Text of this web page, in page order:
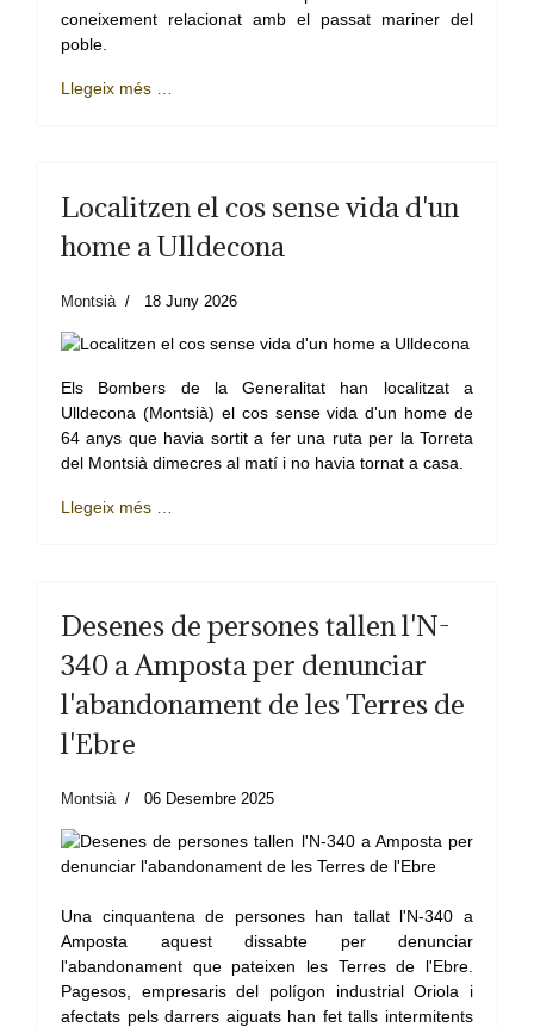
coneixement relacionat amb el passat mariner del
poble.
Llegeix més …
Localitzen el cos sense vida d'un
home a Ulldecona
Montsià 18 Juny 2026
Els Bombers de la Generalitat han localitzat a
Ulldecona (Montsià) el cos sense vida d'un home de
64 anys que havia sortit a fer una ruta per la Torreta
del Montsià dimecres al matí i no havia tornat a casa.
Llegeix més …
Desenes de persones tallen l'N-
340 a Amposta per denunciar
l'abandonament de les Terres de
l'Ebre
Montsià 06 Desembre 2025
Una cinquantena de persones han tallat l'N-340 a
Amposta aquest dissabte per denunciar
l'abandonament que pateixen les Terres de l'Ebre.
Pagesos, empresaris del polígon industrial Oriola i
afectats pels darrers aiguats han fet talls intermitents